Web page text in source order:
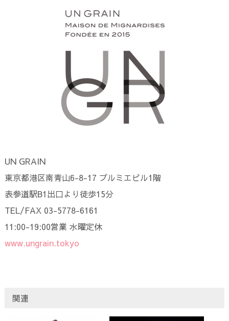
UN GRAIN
東京都港区南青山6-8-17 プルミエビル1階
表参道駅B1出口より徒歩15分
TEL/FAX 03-5778-6161
11:00-19:00営業 水曜定休
www.ungrain.tokyo
関連